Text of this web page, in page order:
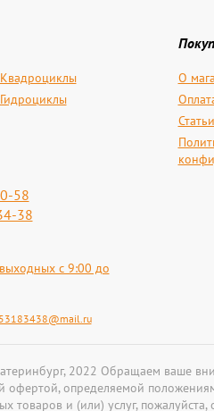
Квадроциклы
Гидроциклы
О
Статьи
58
38
с 9:00 до
2022 Обращаем ваше
офертой, определяемой
товаров и (или) услуг,